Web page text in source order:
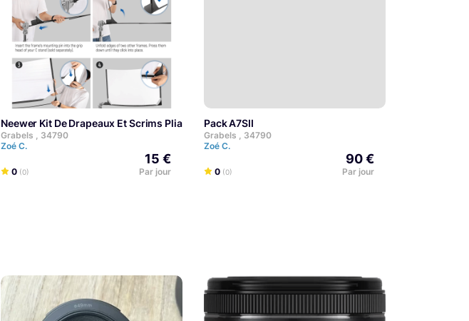
Neewer Kit De Drapeaux Et Scrims Pliables 60x90cm, Drapeaux 5 en 1
Grabels , 34790
Zoé C.
0 (0)
15 €
Par jour
Pack A7SII
Grabels , 34790
Zoé C.
0 (0)
90 €
Par jour